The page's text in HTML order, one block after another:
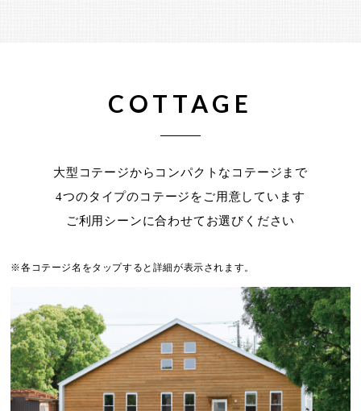
COTTAGE
大型コテージからコンパクトなコテージまで
4つのタイプのコテージをご用意しています
ご利用シーンに合わせてお選びください
各コテージ名をタップすると詳細が表示されます。